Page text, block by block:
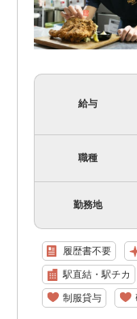
給与
職種
勤務地
履歴書不要
駅直結・駅チカ
制服貸与